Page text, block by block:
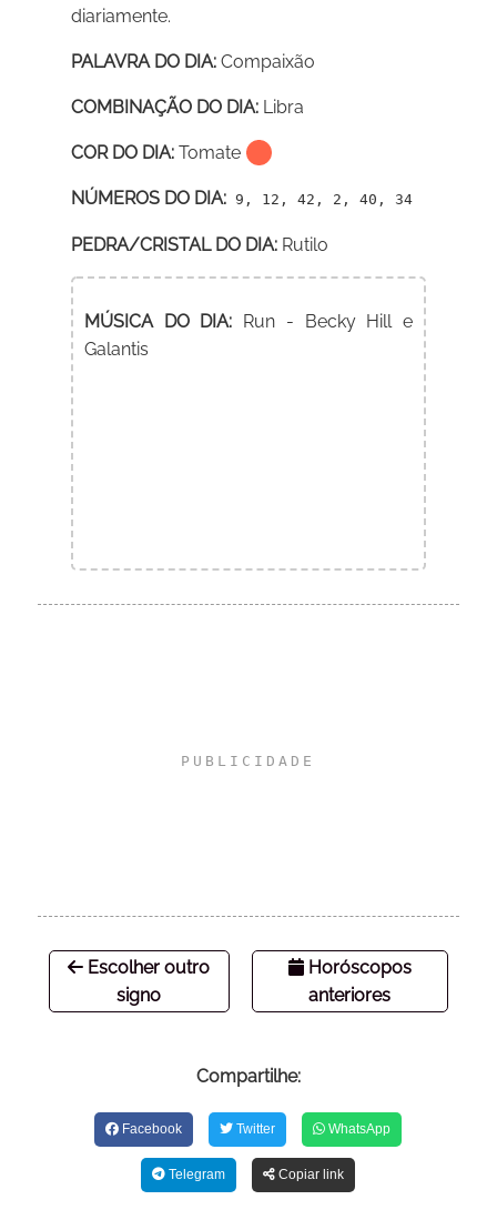
diariamente.
PALAVRA DO DIA: Compaixão
COMBINAÇÃO DO DIA: Libra
COR DO DIA: Tomate
NÚMEROS DO DIA: 9, 12, 42, 2, 40, 34
PEDRA/CRISTAL DO DIA: Rutilo
MÚSICA DO DIA: Run - Becky Hill e
Galantis
Escolher outro
signo
Horóscopos
anteriores
Compartilhe:
Facebook Twitter WhatsApp
Telegram Copiar link